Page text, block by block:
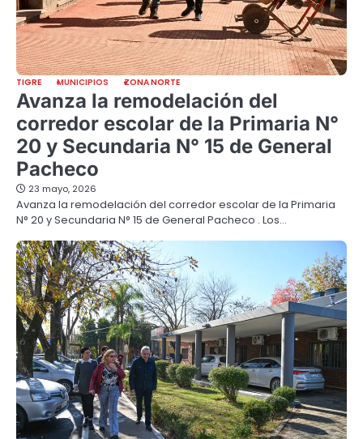
TIGRE MUNICIPIOS ZONA NORTE
Avanza la remodelación del
corredor escolar de la Primaria N°
20 y Secundaria N° 15 de General
Pacheco
23 mayo, 2026
Avanza la remodelación del corredor escolar de la Primaria
N° 20 y Secundaria N° 15 de General Pacheco . Los…